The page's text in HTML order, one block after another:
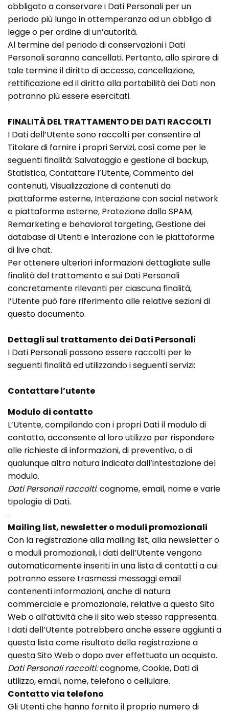
obbligato a conservare i Dati Personali per un
periodo più lungo in ottemperanza ad un obbligo di
legge o per ordine di un’autorità.
Al termine del periodo di conservazioni i Dati
Personali saranno cancellati. Pertanto, allo spirare di
tale termine il diritto di accesso, cancellazione,
rettificazione ed il diritto alla portabilità dei Dati non
potranno più essere esercitati.
FINALITÀ DEL TRATTAMENTO DEI DATI RACCOLTI
I Dati dell’Utente sono raccolti per consentire al
Titolare di fornire i propri Servizi, così come per le
seguenti finalità: Salvataggio e gestione di backup,
Statistica, Contattare l’Utente, Commento dei
contenuti, Visualizzazione di contenuti da
piattaforme esterne, Interazione con social network
e piattaforme esterne, Protezione dallo SPAM,
Remarketing e behavioral targeting, Gestione dei
database di Utenti e Interazione con le piattaforme
di live chat.
Per ottenere ulteriori informazioni dettagliate sulle
finalità del trattamento e sui Dati Personali
concretamente rilevanti per ciascuna finalità,
l’Utente può fare riferimento alle relative sezioni di
questo documento.
Dettagli sul trattamento dei Dati Personali
I Dati Personali possono essere raccolti per le
seguenti finalità ed utilizzando i seguenti servizi:
Contattare l’utente
Modulo di contatto
L’Utente, compilando con i propri Dati il modulo di
contatto, acconsente al loro utilizzo per rispondere
alle richieste di informazioni, di preventivo, o di
qualunque altra natura indicata dall’intestazione del
modulo.
Dati Personali raccolti: cognome, email, nome e varie
tipologie di Dati.
Mailing list, newsletter o moduli promozionali
Con la registrazione alla mailing list, alla newsletter o
a moduli promozionali, i dati dell’Utente vengono
automaticamente inseriti in una lista di contatti a cui
potranno essere trasmessi messaggi email
contenenti informazioni, anche di natura
commerciale e promozionale, relative a questo Sito
Web o all’attività che il sito web stesso rappresenta.
I dati dell’Utente potrebbero anche essere aggiunti a
questa lista come risultato della registrazione a
questa Sito Web o dopo aver effettuato un acquisto.
Dati Personali raccolti:cognome, Cookie, Dati di
utilizzo, email, nome, telefono o cellulare.
Contatto via telefono
Gli Utenti che hanno fornito il proprio numero di